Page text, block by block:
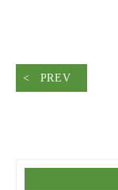
PREV